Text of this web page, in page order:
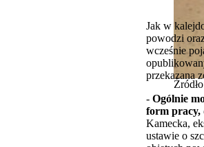
Jak w
powodzi
wcześnie
przekazana
- Ogólnie
form pracy,
Kamecka,
ustawie o